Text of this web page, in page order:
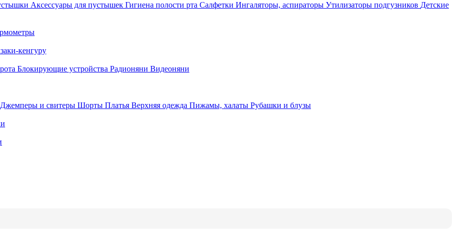
Аксессуары для пустышек Гигиена полости рта Салфетки Ингаляторы, аспираторы Утилизаторы подгузников Детские
кенгуру
Блокирующие устройства Радионяни Видеоняни
Джемперы и свитеры Шорты Платья Верхняя одежда Пижамы, халаты Рубашки и блузы